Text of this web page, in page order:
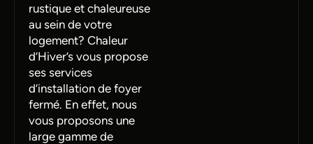
rustique et chaleureuse
au sein de votre
logement? Chaleur
d’Hiver’s vous propose
ses services
d’installation de foyer
fermé. En effet, nous
vous proposons une
large gamme de